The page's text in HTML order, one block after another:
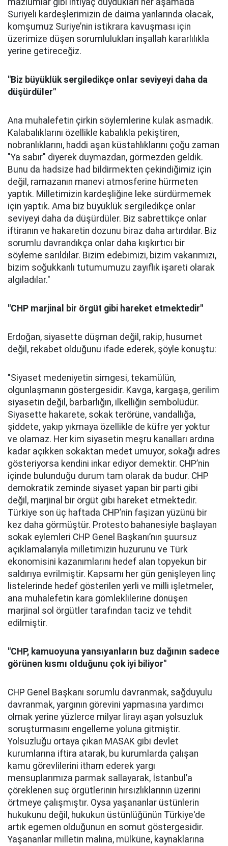
mazlumlar gibi ihtiyaç duydukları her aşamada
Suriyeli kardeşlerimizin de daima yanlarında olacak,
komşumuz Suriye’nin istikrara kavuşması için
üzerimize düşen sorumlulukları inşallah kararlılıkla
yerine getireceğiz.
"Biz büyüklük sergiledikçe onlar seviyeyi daha da
düşürdüler"
Ana muhalefetin çirkin söylemlerine kulak asmadık.
Kalabalıklarını özellikle kabalıkla pekiştiren,
nobranlıklarını, haddi aşan küstahlıklarını çoğu zaman
"Ya sabır" diyerek duymazdan, görmezden geldik.
Bunu da hadsize had bildirmekten çekindiğimiz için
değil, ramazanın manevi atmosferine hürmeten
yaptık. Milletimizin kardeşliğine leke sürdürmemek
için yaptık. Ama biz büyüklük sergiledikçe onlar
seviyeyi daha da düşürdüler. Biz sabrettikçe onlar
iftiranın ve hakaretin dozunu biraz daha artırdılar. Biz
sorumlu davrandıkça onlar daha kışkırtıcı bir
söyleme sarıldılar. Bizim edebimizi, bizim vakarımızı,
bizim soğukkanlı tutumumuzu zayıflık işareti olarak
algıladılar."
"CHP marjinal bir örgüt gibi hareket etmektedir"
Erdoğan, siyasette düşman değil, rakip, husumet
değil, rekabet olduğunu ifade ederek, şöyle konuştu:
"Siyaset medeniyetin simgesi, tekamülün,
olgunlaşmanın göstergesidir. Kavga, kargaşa, gerilim
siyasetin değil, barbarlığın, ilkelliğin sembolüdür.
Siyasette hakarete, sokak terörüne, vandallığa,
şiddete, yakıp yıkmaya özellikle de küfre yer yoktur
ve olamaz. Her kim siyasetin meşru kanalları ardına
kadar açıkken sokaktan medet umuyor, sokağı adres
gösteriyorsa kendini inkar ediyor demektir. CHP’nin
içinde bulunduğu durum tam olarak da budur. CHP
demokratik zeminde siyaset yapan bir parti gibi
değil, marjinal bir örgüt gibi hareket etmektedir.
Türkiye son üç haftada CHP’nin faşizan yüzünü bir
kez daha görmüştür. Protesto bahanesiyle başlayan
sokak eylemleri CHP Genel Başkanı’nın şuursuz
açıklamalarıyla milletimizin huzurunu ve Türk
ekonomisini kazanımlarını hedef alan topyekun bir
saldırıya evrilmiştir. Kapsamı her gün genişleyen linç
listelerinde hedef gösterilen yerli ve milli işletmeler,
ana muhalefetin kara gömleklilerine dönüşen
marjinal sol örgütler tarafından taciz ve tehdit
edilmiştir.
"CHP, kamuoyuna yansıyanların buz dağının sadece
görünen kısmı olduğunu çok iyi biliyor"
CHP Genel Başkanı sorumlu davranmak, sağduyulu
davranmak, yargının görevini yapmasına yardımcı
olmak yerine yüzlerce milyar lirayı aşan yolsuzluk
soruşturmasını engelleme yoluna gitmiştir.
Yolsuzluğu ortaya çıkan MASAK gibi devlet
kurumlarına iftira atarak, bu kurumlarda çalışan
kamu görevlilerini itham ederek yargı
mensuplarımıza parmak sallayarak, İstanbul’a
çöreklenen suç örgütlerinin hırsızlıklarının üzerini
örtmeye çalışmıştır. Oysa yaşananlar üstünlerin
hukukunu değil, hukukun üstünlüğünün Türkiye'de
artık egemen olduğunun en somut göstergesidir.
Yaşananlar milletin malına, mülküne, kaynaklarına